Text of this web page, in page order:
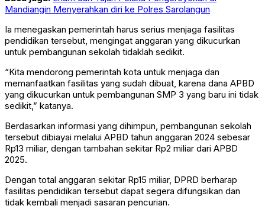
Mandiangin Menyerahkan diri ke Polres Sarolangun
Ia menegaskan pemerintah harus serius menjaga fasilitas
pendidikan tersebut, mengingat anggaran yang dikucurkan
untuk pembangunan sekolah tidaklah sedikit.
“Kita mendorong pemerintah kota untuk menjaga dan
memanfaatkan fasilitas yang sudah dibuat, karena dana APBD
yang dikucurkan untuk pembangunan SMP 3 yang baru ini tidak
sedikit,” katanya.
Berdasarkan informasi yang dihimpun, pembangunan sekolah
tersebut dibiayai melalui APBD tahun anggaran 2024 sebesar
Rp13 miliar, dengan tambahan sekitar Rp2 miliar dari APBD
2025.
Dengan total anggaran sekitar Rp15 miliar, DPRD berharap
fasilitas pendidikan tersebut dapat segera difungsikan dan
tidak kembali menjadi sasaran pencurian.